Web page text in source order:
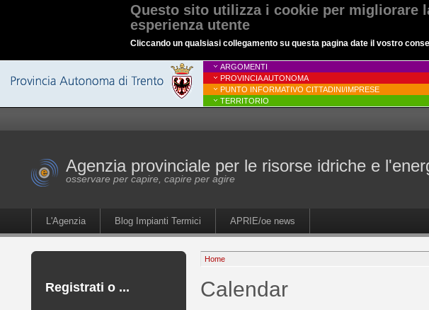
Questo sito utilizza i cookie per migliorare
esperienza utente
Cliccando un qualsiasi collegamento su questa pagina date il vostro
ARGOMENTI
PROVINCIA AUTONOMA
PUNTO INFORMATIVO CITTADINI/IMPRESE
TERRITORIO
Agenzia provinciale per le risorse idriche e
osservare per capire, capire per agire
L'Agenzia Blog Impianti Termici APRIE/oe news
Registrati o ...
Home
Calendar